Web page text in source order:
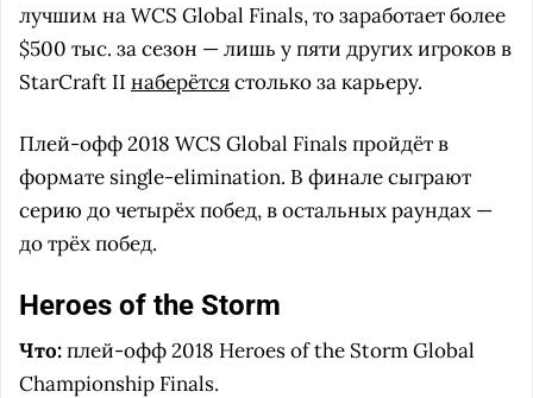
лучшим на WCS Global Finals, то заработает более
$500 тыс. за сезон — лишь у пяти других игроков в
StarCraft II наберётсястолько за карьеру.
Плей-офф 2018 WCS Global Finals пройдёт в
формате single-elimination. В финале сыграют
серию до четырёх побед, в остальных раундах —
до трёх побед.
Heroes of the Storm
Что:плей-офф 2018 Heroes of the Storm Global
Championship Finals.